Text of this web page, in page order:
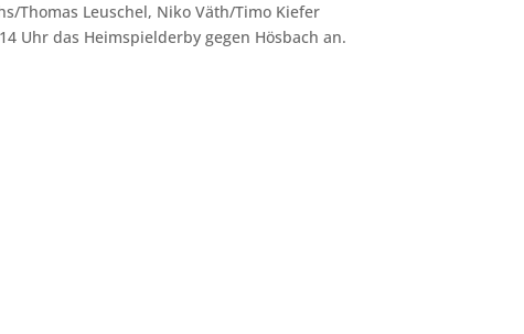
Thomas Leuschel, Niko Väth/Timo Kiefer
Uhr das Heimspielderby gegen Hösbach an.